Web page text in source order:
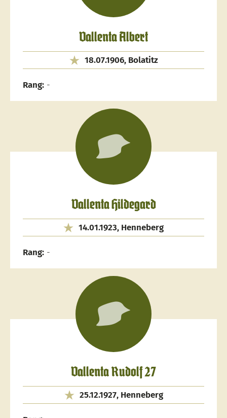
Vallenta Albert
18.07.1906, Bolatitz
Rang: -
Vallenta Hildegard
14.01.1923, Henneberg
Rang: -
Vallenta Rudolf 27
25.12.1927, Henneberg